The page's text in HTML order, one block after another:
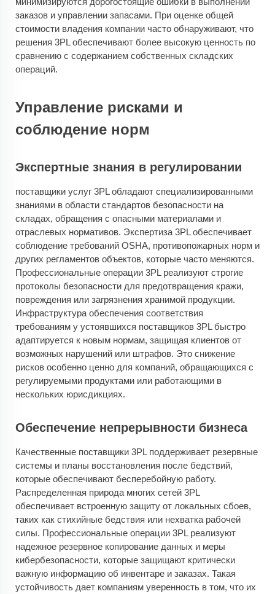
заказов и управлении запасами. При оценке общей
стоимости владения компании часто обнаруживают, что
решения 3PL обеспечивают более высокую ценность по
сравнению с содержанием собственных складских
операций.
Управление рисками и
соблюдение норм
Экспертные знания в регулировании
поставщики услуг 3PL обладают специализированными
знаниями в области стандартов безопасности на
складах, обращения с опасными материалами и
отраслевых нормативов. Экспертиза 3PL обеспечивает
соблюдение требований OSHA, противопожарных норм и
других регламентов объектов, которые часто меняются.
Профессиональные операции 3PL реализуют строгие
протоколы безопасности для предотвращения кражи,
повреждения или загрязнения хранимой продукции.
Инфраструктура обеспечения соответствия
требованиям у устоявшихся поставщиков 3PL быстро
адаптируется к новым нормам, защищая клиентов от
возможных нарушений или штрафов. Это снижение
рисков особенно ценно для компаний, обращающихся с
регулируемыми продуктами или работающими в
нескольких юрисдикциях.
Обеспечение непрерывности бизнеса
Качественные поставщики 3PL поддерживает резервные
системы и планы восстановления после бедствий,
которые обеспечивают бесперебойную работу.
Распределенная природа многих сетей 3PL
обеспечивает встроенную защиту от локальных сбоев,
таких как стихийные бедствия или нехватка рабочей
силы. Профессиональные операции 3PL реализуют
надежное резервное копирование данных и меры
кибербезопасности, которые защищают критически
важную информацию об инвентаре и заказах. Такая
устойчивость дает компаниям уверенность в том, что их